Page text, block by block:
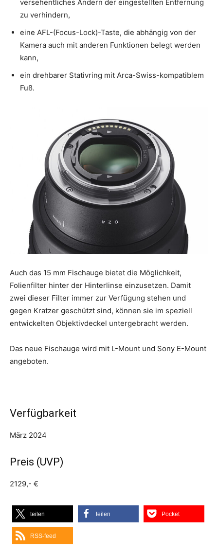
versehentliches Ändern der eingestellten Entfernung
zu verhindern,
eine AFL-(Focus-Lock)-Taste, die abhängig von der
Kamera auch mit anderen Funktionen belegt werden
kann,
ein drehbarer Stativring mit Arca-Swiss-kompatiblem
Fuß.
Auch das 15 mm Fischauge bietet die Möglichkeit,
Folienfilter hinter der Hinterlinse einzusetzen. Damit
zwei dieser Filter immer zur Verfügung stehen und
gegen Kratzer geschützt sind, können sie im speziell
entwickelten Objektivdeckel untergebracht werden.
Das neue Fischauge wird mit L-Mount und Sony E-Mount
angeboten.
Verfügbarkeit
März 2024
Preis (UVP)
2129,- €
teilen teilen Pocket
RSS-feed